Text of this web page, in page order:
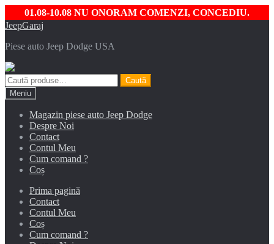
01.08-10.08 NU ONORAM COMENZI, CONCEDIU.
Sari
navigare
Sari
conținut
JeepGaraj
Piese auto Jeep Dodge USA
Caută
după:
Caută
Meniu
Magazin piese auto Jeep Dodge
Despre Noi
Contact
Contul Meu
Cum comand ?
Coș
Prima pagină
Contact
Contul Meu
Coș
Cum comand ?